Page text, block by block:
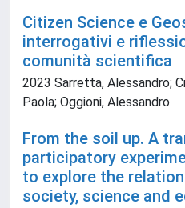
Citizen Science e
interrogativi e
comunità scientifica
2023 Sarretta, Alessandro;
Paola; Oggioni, Alessandro
From the soil up. A
participatory
to explore the
society, science and